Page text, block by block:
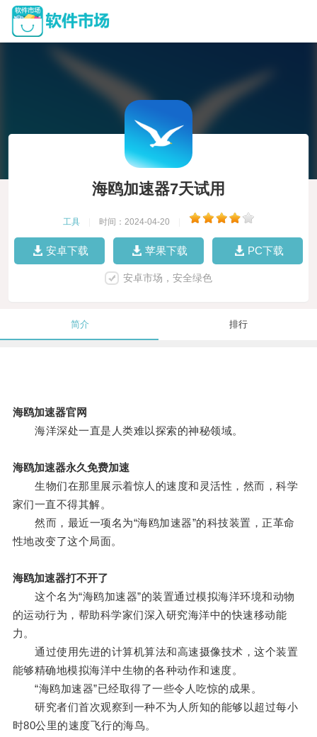
海鸥加速器7天试用
工具 时间：2024-04-20
安卓下载 苹果下载 PC下载
安卓市场，安全绿色
简介 排行
海鸥加速器官网
海洋深处一直是人类难以探索的神秘领域。
海鸥加速器永久免费加速
生物们在那里展示着惊人的速度和灵活性，然而，科学
家们一直不得其解。
然而，最近一项名为“海鸥加速器”的科技装置，正革命
性地改变了这个局面。
海鸥加速器打不开了
这个名为“海鸥加速器”的装置通过模拟海洋环境和动物
的运动行为，帮助科学家们深入研究海洋中的快速移动能
力。
通过使用先进的计算机算法和高速摄像技术，这个装置
能够精确地模拟海洋中生物的各种动作和速度。
“海鸥加速器”已经取得了一些令人吃惊的成果。
研究者们首次观察到一种不为人所知的能够以超过每小
时80公里的速度飞行的海鸟。